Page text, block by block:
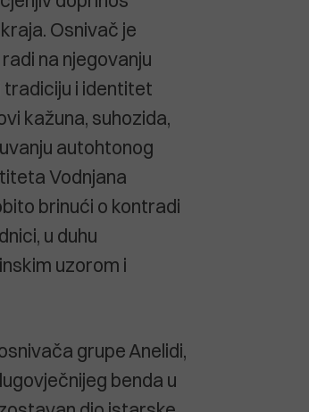
Osnivač je
na njegovanju
tradiciju i identitet
kažuna, suhozida,
autohtonog
Vodnjana
brinući o kontradi
u duhu
uzorom i
grupe Anelidi,
benda u